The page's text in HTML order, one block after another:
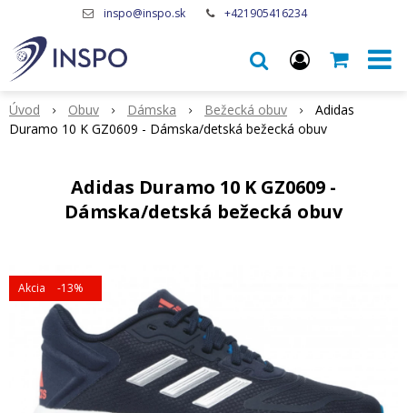
inspo@inspo.sk +421905416234
Úvod Obuv Dámska Bežecká obuv
Adidas
Duramo 10 K GZ0609 - Dámska/detská bežecká obuv
Adidas Duramo 10 K GZ0609 -
Dámska/detská bežecká obuv
Akcia -13%